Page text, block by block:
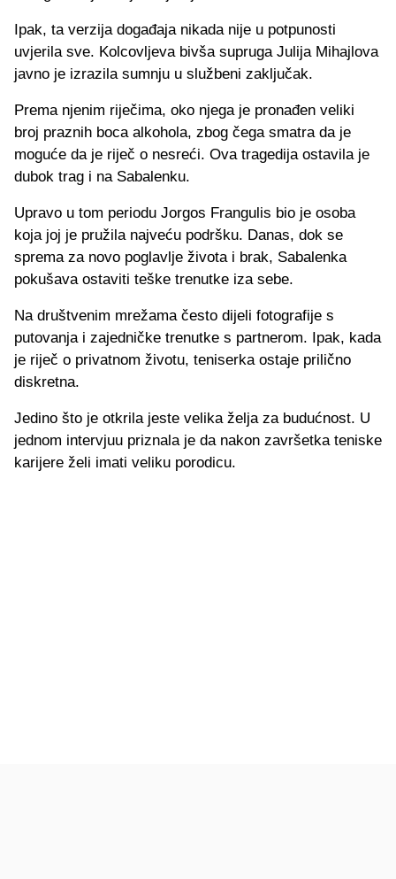
Ipak, ta verzija događaja nikada nije u potpunosti
uvjerila sve. Kolcovljeva bivša supruga Julija Mihajlova
javno je izrazila sumnju u službeni zaključak.
Prema njenim riječima, oko njega je pronađen veliki
broj praznih boca alkohola, zbog čega smatra da je
moguće da je riječ o nesreći. Ova tragedija ostavila je
dubok trag i na Sabalenku.
Upravo u tom periodu Jorgos Frangulis bio je osoba
koja joj je pružila najveću podršku. Danas, dok se
sprema za novo poglavlje života i brak, Sabalenka
pokušava ostaviti teške trenutke iza sebe.
Na društvenim mrežama često dijeli fotografije s
putovanja i zajedničke trenutke s partnerom. Ipak, kada
je riječ o privatnom životu, teniserka ostaje prilično
diskretna.
Jedino što je otkrila jeste velika želja za budućnost. U
jednom intervjuu priznala je da nakon završetka teniske
karijere želi imati veliku porodicu.